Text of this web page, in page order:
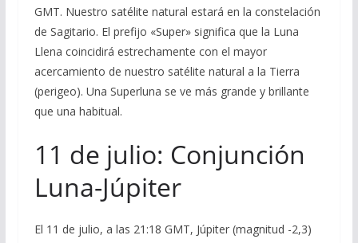
GMT. Nuestro satélite natural estará en la constelación
de Sagitario. El prefijo «Super» significa que la Luna
Llena coincidirá estrechamente con el mayor
acercamiento de nuestro satélite natural a la Tierra
(perigeo). Una Superluna se ve más grande y brillante
que una habitual.
11 de julio: Conjunción
Luna-Júpiter
El 11 de julio, a las 21:18 GMT, Júpiter (magnitud -2,3)